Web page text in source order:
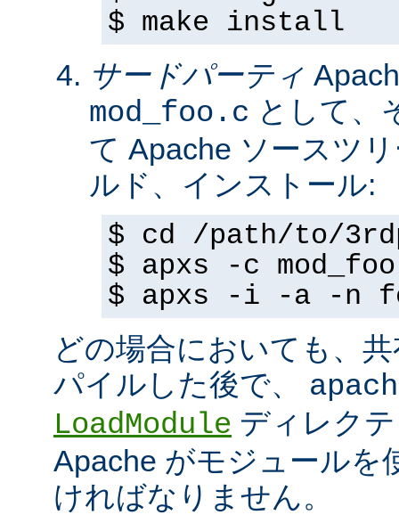
$ make install
サードパーティ
mod_foo.c として、
て Apache ソースツ
ルド、インストール:
$ cd /path/to/
$ apxs -c
$ apxs -i -a -n
どの場合においても、
パイルした後で、
LoadModule ディレク
Apache がモジュールを
ければなりません。